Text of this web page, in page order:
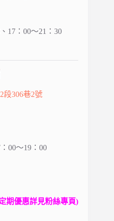
17：00～21：30
段306巷2號
00～19：00
期優惠詳見粉絲專頁)